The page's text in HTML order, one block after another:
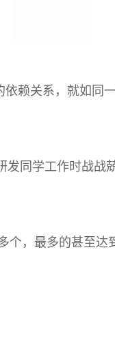
赖关系，就如同
发同学工作时战战
个，最多的甚至达